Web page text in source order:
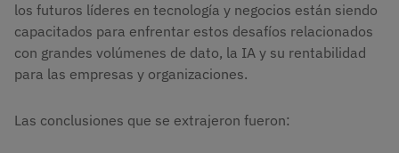
los futuros líderes en tecnología y negocios están siendo
capacitados para enfrentar estos desafíos relacionados
con grandes volúmenes de dato, la IA y su rentabilidad
para las empresas y organizaciones. ‍
Las conclusiones que se extrajeron fueron: